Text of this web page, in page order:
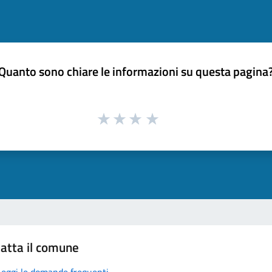
sono chiare le informazioni su questa
il comune